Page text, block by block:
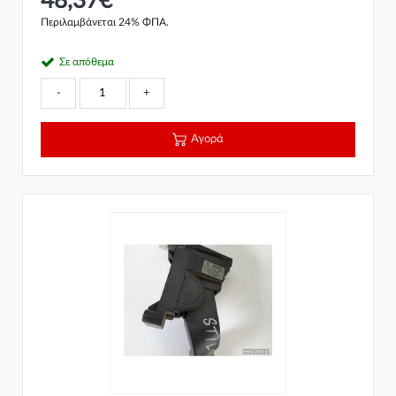
Περιλαμβάνεται 24% ΦΠΑ.
Σε απόθεμα
- +
Αγορά